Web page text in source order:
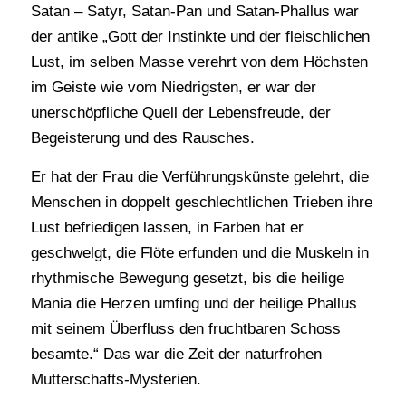
Satan – Satyr, Satan-Pan und Satan-Phallus war
der antike „Gott der Instinkte und der fleischlichen
Lust, im selben Masse verehrt von dem Höchsten
im Geiste wie vom Niedrigsten, er war der
unerschöpfliche Quell der Lebensfreude, der
Begeisterung und des Rausches.
Er hat der Frau die Verführungskünste gelehrt, die
Menschen in doppelt geschlechtlichen Trieben ihre
Lust befriedigen lassen, in Farben hat er
geschwelgt, die Flöte erfunden und die Muskeln in
rhythmische Bewegung gesetzt, bis die heilige
Mania die Herzen umfing und der heilige Phallus
mit seinem Überfluss den fruchtbaren Schoss
besamte.“ Das war die Zeit der naturfrohen
Mutterschafts-Mysterien.